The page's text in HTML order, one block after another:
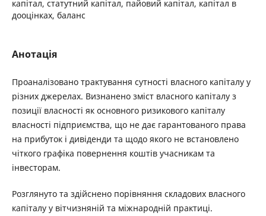
капітал, статутний капітал, пайовий капітал, капітал в
дооцінках, баланс
Анотація
Проаналізовано трактування сутності власного капіталу у
різних джерелах. Визнанено зміст власного капіталу з
позиції власності як основного ризикового капіталу
власності підприємства, що не дає гарантованого права
на прибуток і дивіденди та щодо якого не встановлено
чіткого графіка повернення коштів учасникам та
інвесторам.
Розглянуто та здійснено порівняння складових власного
капіталу у вітчизняній та міжнародній практиці.